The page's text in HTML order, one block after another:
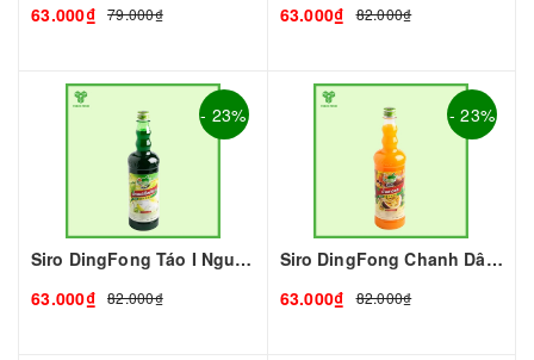
63.000₫ 79.000₫
63.000₫
82.000₫
- 23%
Siro DingFong Táo I Nguyên Liệu Pha Chế - Tobee Food
63.000₫ 82.000₫
- 23%
Siro DingFong Chanh Dây I Nguyên Liệu Pha Chế - Tobee Food
63.000₫
82.000₫